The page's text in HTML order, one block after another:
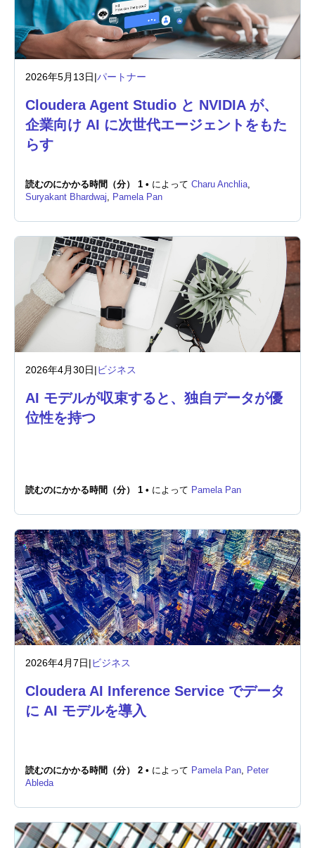
2026年5月13日|パートナー
Cloudera Agent Studio と NVIDIA が、
企業向け AI に次世代エージェントをもた
らす
読むのにかかる時間（分） 1 • によって Charu Anchlia,
Suryakant Bhardwaj, Pamela Pan
2026年4月30日|ビジネス
AI モデルが収束すると、独自データが優
位性を持つ
読むのにかかる時間（分） 1 • によって Pamela Pan
2026年4月7日|ビジネス
Cloudera AI Inference Service でデータ
に AI モデルを導入
読むのにかかる時間（分） 2 • によって Pamela Pan, Peter
Ableda